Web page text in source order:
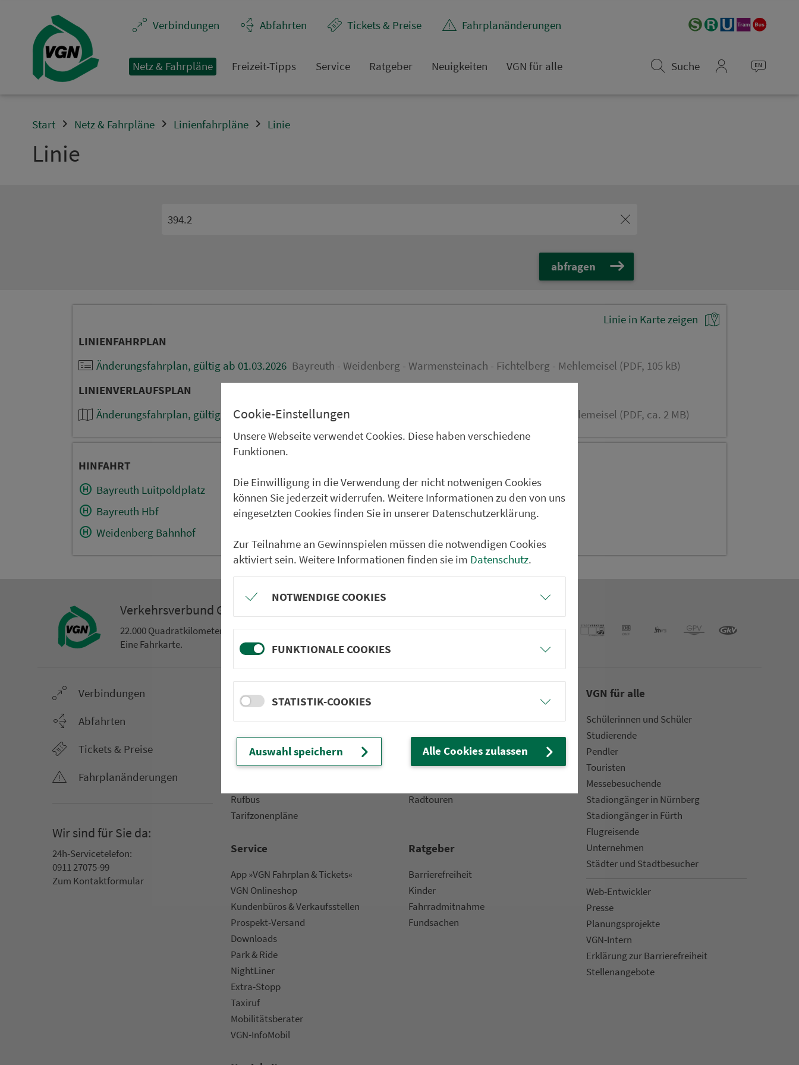
Ver­bin­dungen
Abfahrten Tickets & Preise Fahr­plan­ände­rungen
Netz & Fahrpläne Frei­zeit-Tipps Service Rat­ge­ber Neuigkeiten VGN für alle
Suche
Start Netz & Fahrpläne Linienfahrpläne Linie
Linie
abfragen
Linie in Karte zeigen
LINIENFAHRPLAN
Änderungsfahrplan, gültig ab 01.03.2026 Bayreuth - Weidenberg - Warmensteinach - Fichtelberg - Mehlemeisel (PDF, 105 kB)
LINIENVERLAUFSPLAN
Änderungsfahrplan, gültig ab 01.03.2026 Bayreuth - Weidenberg - Warmensteinach - Fichtelberg - Mehlemeisel (PDF, ca. 2 MB)
HINFAHRT
Bayreuth Luitpoldplatz
Bayreuth Hbf
Weidenberg Bahnhof
Ver­kehrs­ver­bund Groß­raum Nürn­berg
22.000 Qua­drat­ki­lo­me­ter. 130 Ver­kehrs­un­ter­neh­men. 1.100 Linien.
Eine Fahr­kar­te.
Ver­bin­dungen
Abfahrten
Tickets & Preise
Fahr­plan­ände­rungen
Wir sind für Sie da:
24h-Ser­vice­te­le­fon:
0911 27075-99
Zum Kon­taktformular
Netz & Fahrpläne
Li­ni­en­fahr­plä­ne
Aus­hang­fahr­plä­ne
AST-Aus­hang­fahr­plä­ne
Li­ni­en­netze
Rufbus
Ta­rif­zo­nen­plä­ne
Städtetouren
Bonusziele
Wandern
Frei­zeit­li­ni­en
Radtouren
Service
App »VGN Fahrplan & Tickets«
VGN On­line­shop
Kun­den­bü­ros & Ver­kaufs­stel­len
Prospekt-Versand
Downloads
Park & Ride
NightLiner
Extra-Stopp
Taxiruf
Mo­bi­li­täts­be­ra­ter
VGN-InfoMobil
Rat­ge­ber
Bar­ri­e­re­frei­heit
Kinder
Fahr­rad­mit­nah­me
Fund­sachen
VGN für alle
Schülerinnen und Schüler
Stu­die­rende
Pendler
Touristen
Mes­se­be­suchende
Sta­di­on­gän­ger in Nürn­berg
Sta­di­on­gän­ger in Fürth
Flug­rei­sen­de
Un­ter­neh­men
Städter und Stadt­be­su­cher
Web-Entwickler
Presse
Pla­nungs­pro­jekte
VGN-Intern
Erklärung zur Bar­ri­e­re­frei­heit
Stellenan­ge­bote
Cookie-Einstellungen
Unsere Webseite verwendet Cookies. Diese haben verschiedene
Funktionen.
Die Einwilligung in die Verwendung der nicht notwenigen Cookies
können Sie jederzeit widerrufen. Weitere Informationen zu den von uns
eingesetzten Cookies finden Sie in unserer Datenschutzerklärung.
Zur Teilnahme an Gewinnspielen müssen die notwendigen Cookies
aktiviert sein. Weitere Informationen finden sie im Datenschutz.
NOTWENDIGE COOKIES
FUNKTIONALE COOKIES
STATISTIK-COOKIES
Auswahl speichern Alle Cookies zulassen